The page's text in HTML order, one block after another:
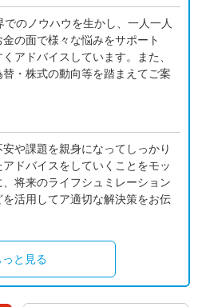
のノウハウを生かし、一人一人
の面で様々な悩みをサポート
アドバイスしています。また、
・株式の動向等を踏まえてご案
や課題を親身になってしっかり
ドバイスをしていくことをモッ
将来のライフシュミレーション
活用してア適切な解決策をお伝
っと見る